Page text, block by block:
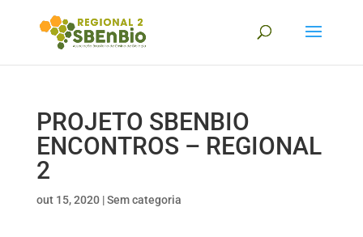
PROJETO SBENBIO
ENCONTROS – REGIONAL
2
out 15, 2020|Sem categoria